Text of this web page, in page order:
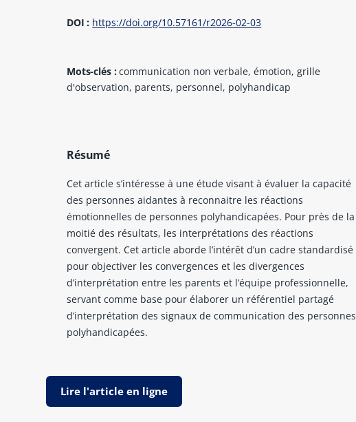
DOI : https://doi.org/10.57161/r2026-02-03
Mots-clés :communication non verbale, émotion, grille
d'observation, parents, personnel, polyhandicap
Résumé
Cet article s’intéresse à une étude visant à évaluer la capacité
des personnes aidantes à reconnaitre les réactions
émotionnelles de personnes polyhandicapées. Pour près de la
moitié des résultats, les interprétations des réactions
convergent. Cet article aborde l’intérêt d’un cadre standardisé
pour objectiver les convergences et les divergences
d’interprétation entre les parents et l’équipe professionnelle,
servant comme base pour élaborer un référentiel partagé
d’interprétation des signaux de communication des personnes
polyhandicapées.
Lire l'article en ligne